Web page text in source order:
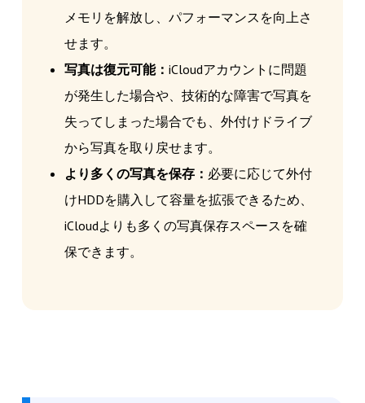
メモリを解放し、パフォーマンスを向上さ
せます。
写真は復元可能： iCloudアカウントに問題
が発生した場合や、技術的な障害で写真を
失ってしまった場合でも、外付けドライブ
から写真を取り戻せます。
より多くの写真を保存： 必要に応じて外付
けHDDを購入して容量を拡張できるため、
iCloudよりも多くの写真保存スペースを確
保できます。